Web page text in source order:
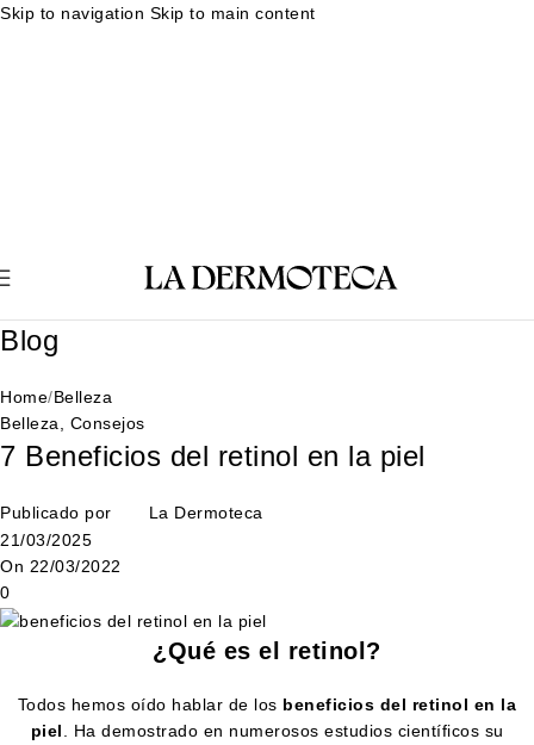
Skip to navigation Skip to main content
Blog
Home/Belleza
Belleza
Consejos
7 Beneficios del retinol en la piel
Publicado por
La Dermoteca
21/03/2025
On 22/03/2022
0
¿Qué es el retinol?
Todos hemos oído hablar de los beneficios del retinol en la
piel . Ha demostrado en numerosos estudios científicos su